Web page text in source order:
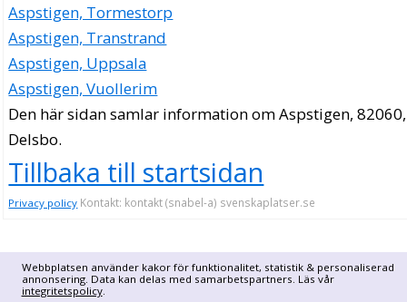
Webbplatsen använder kakor för funktionalitet, statistik & personaliserad
annonsering. Data kan delas med samarbetspartners. Läs vår
integritetspolicy.
Aspstigen, Tormestorp
Aspstigen, Transtrand
Aspstigen, Uppsala
Aspstigen, Vuollerim
Den här sidan samlar information om Aspstigen, 82060,
Delsbo.
Tillbaka till startsidan
Privacy policy Kontakt: kontakt (snabel-a) svenskaplatser.se